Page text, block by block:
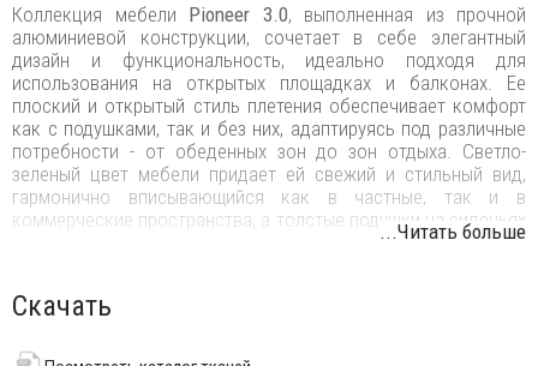
Коллекция мебели Pioneer 3.0, выполненная из прочной
алюминиевой конструкции, сочетает в себе элегантный
дизайн и функциональность, идеально подходя для
использования на открытых площадках и балконах. Ее
плоский и открытый стиль плетения обеспечивает комфорт
как с подушками, так и без них, адаптируясь под различные
потребности - от обеденных зон до зон отдыха. Светло-
зеленый цвет мебели придает ей свежий и стильный вид,
гармонично вписывающийся как в частные, так и в
коммерческие пространства, а толстые подушки на сиденьях
и спинке гарантируют максимальный комфорт и
Для подушек выбран олефин, материал на основе
и быстросохнущим. Превосходная устойчивость к
...Читать больше
Скачать